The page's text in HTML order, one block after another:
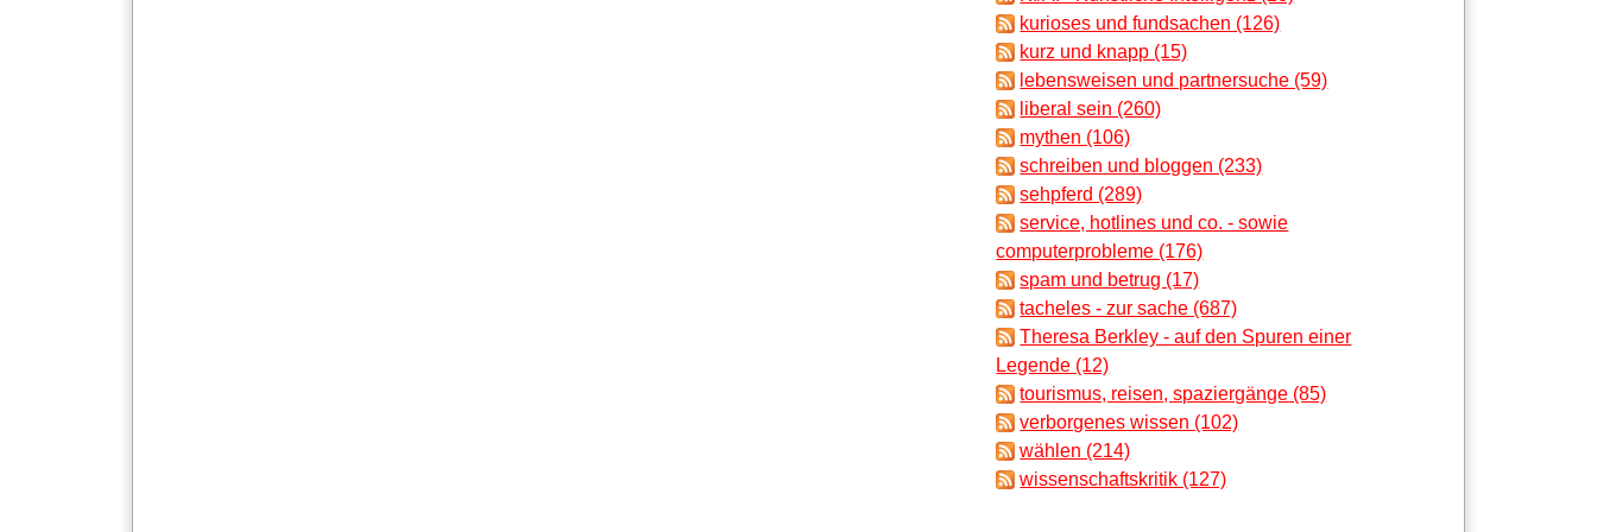
kurioses und fundsachen (126)
kurz und knapp (15)
lebensweisen und partnersuche (59)
liberal sein (260)
mythen (106)
schreiben und bloggen (233)
sehpferd (289)
service, hotlines und co. - sowie
computerprobleme (176)
spam und betrug (17)
tacheles - zur sache (687)
Theresa Berkley - auf den Spuren einer
Legende (12)
tourismus, reisen, spaziergänge (85)
verborgenes wissen (102)
wählen (214)
wissenschaftskritik (127)